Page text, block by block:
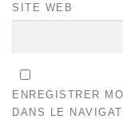
SITE WEB
ENREGISTRER
DANS LE